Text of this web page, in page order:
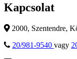
Kapcsolat
2000, Szentendre,
20/981-9540 vagy